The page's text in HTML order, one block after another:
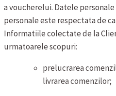
a voucherelui. Datele personale
personale este respectata de
Informatiile colectate de la
urmatoarele scopuri:
prelucrarea
livrarea comenzilor;